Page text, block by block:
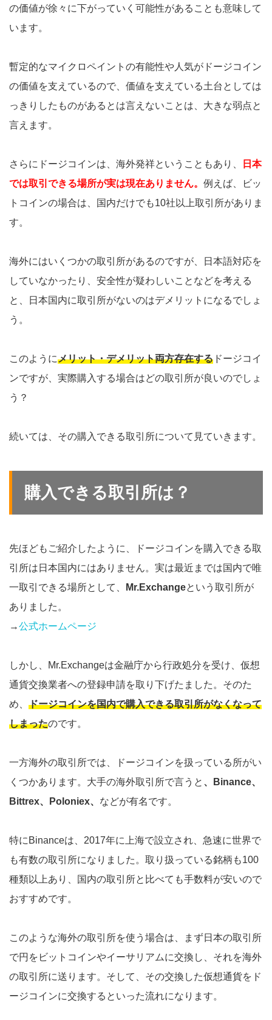
の価値が徐々に下がっていく可能性があることも意味して
います。
暫定的なマイクロペイントの有能性や人気がドージコイン
の価値を支えているので、価値を支えている土台としては
っきりしたものがあるとは言えないことは、大きな弱点と
言えます。
さらにドージコインは、海外発祥ということもあり、
日本
では取引できる場所が実は現在ありません。 例えば、ビッ
トコインの場合は、国内だけでも10社以上取引所がありま
す。
海外にはいくつかの取引所があるのですが、日本語対応を
していなかったり、安全性が疑わしいことなどを考える
と、日本国内に取引所がないのはデメリットになるでしょ
う。
このようにメリット・デメリット両方存在する ドージコイ
ンですが、実際購入する場合はどの取引所が良いのでしょ
う？
続いては、その購入できる取引所について見ていきます。
購入できる取引所は？
先ほどもご紹介したように、ドージコインを購入できる取
引所は日本国内にはありません。実は最近までは国内で唯
一取引できる場所として、
Mr.Exchangeという取引所が
ありました。
→公式ホームページ
しかし、Mr.Exchangeは金融庁から行政処分を受け、仮想
通貨交換業者への登録申請を取り下げたました。そのた
め、 ドージコインを国内で購入できる取引所がなくなって
しまったのです。
一方海外の取引所では、ドージコインを扱っている所がい
くつかあります。大手の海外取引所で言うと 、Binance、
Bittrex、Poloniex、 などが有名です。
特にBinanceは、2017年に上海で設立され、急速に世界で
も有数の取引所になりました。取り扱っている銘柄も100
種類以上あり、国内の取引所と比べても手数料が安いので
おすすめです。
このような海外の取引所を使う場合は、まず日本の取引所
で円をビットコインやイーサリアムに交換し、それを海外
の取引所に送ります。そして、その交換した仮想通貨をド
ージコインに交換するといった流れになります。